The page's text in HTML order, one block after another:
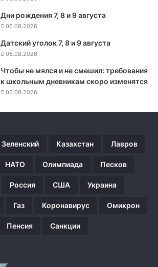
Дни рождения 7, 8 и 9 августа
06.08.2026
Датский уголок 7, 8 и 9 августа
06.08.2026
Чтобы не мялся и не смешил: требования
к школьным дневникам скоро изменятся
06.08.2026
Зеленский Казахстан Лавров
НАТО Олимпиада Песков
Россия США Украина
Газ Коронавирус Омикрон
Пенсия Санкции